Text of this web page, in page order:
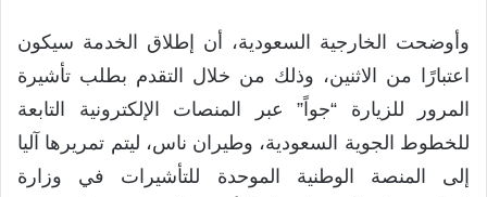
وأوضحت الخارجية السعودية، أن إطلاق الخدمة سيكون
اعتبارًا من الاثنين، وذلك من خلال التقدم بطلب تأشيرة
المرور للزيارة “جواً” عبر المنصات الإلكترونية التابعة
للخطوط الجوية السعودية، وطيران ناس، ليتم تمريرها آليا
إلى المنصة الوطنية الموحدة للتأشيرات في وزارة